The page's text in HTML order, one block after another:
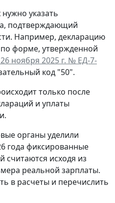
указать
подтверждающий
Например, декларацию
форме, утвержденной
ноября 2025 г. № ЕД-7-
код "50".
только после
и уплаты
органы уделили
года фиксированные
считаются исходя из
реальной зарплаты.
в расчеты и перечислить